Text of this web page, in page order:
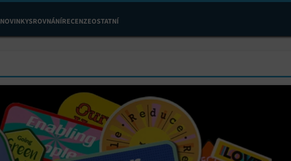
NOVINKYSROVNÁNÍRECENZEOSTATNÍ